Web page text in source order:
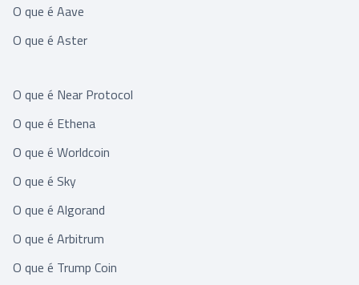
O que é Aave
O que é Aster
O que é Near Protocol
O que é Ethena
O que é Worldcoin
O que é Sky
O que é Algorand
O que é Arbitrum
O que é Trump Coin